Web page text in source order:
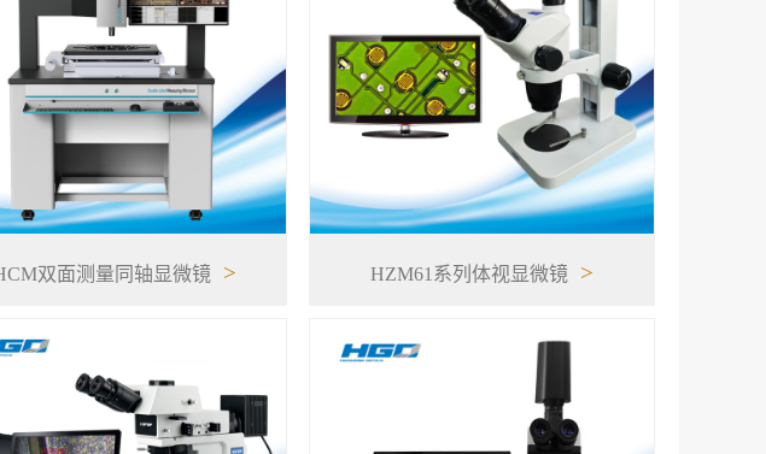
双面测量同轴显微镜 > HZM61系列体视显微镜 >